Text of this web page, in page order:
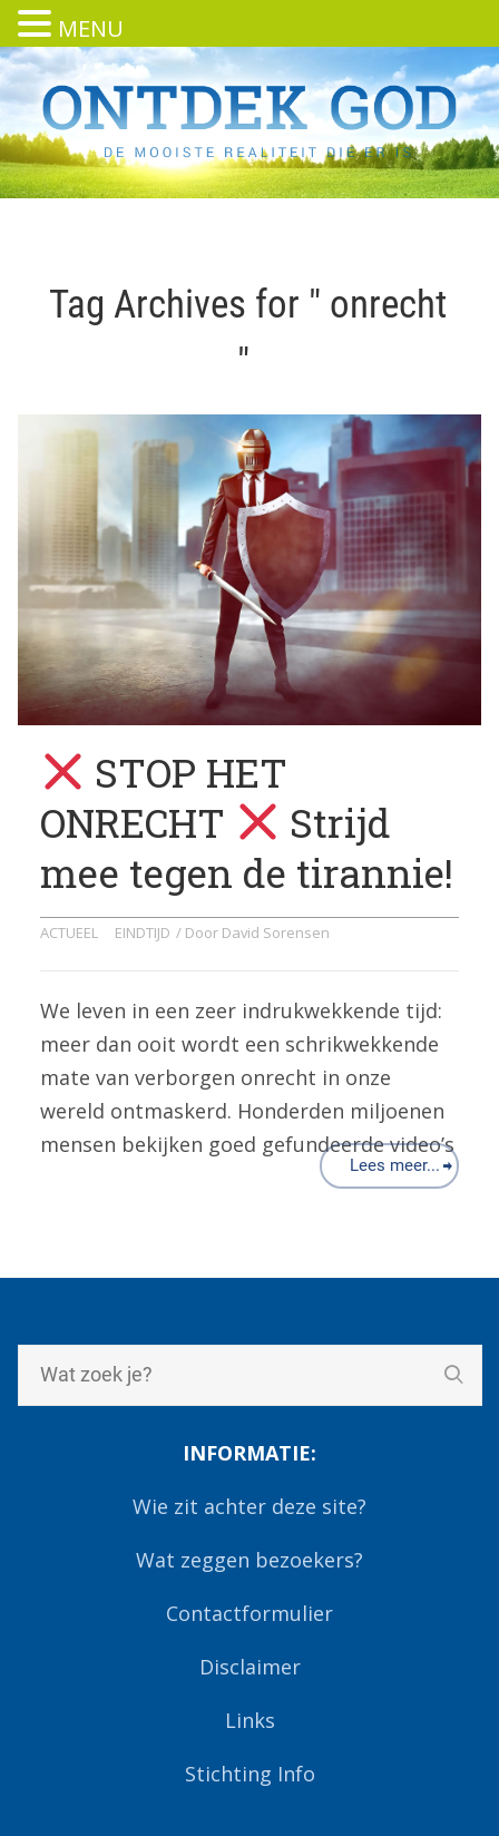
Tag Archives for " onrecht
"
STOP HET
ONRECHT
Strijd
mee tegen de tirannie!
ACTUEEL EINDTIJD / Door David Sorensen
We leven in een zeer indrukwekkende tijd:
meer dan ooit wordt een schrikwekkende
mate van verborgen onrecht in onze
wereld ontmaskerd. Honderden miljoenen
mensen bekijken goed gefundeerde video’s
Lees meer...
INFORMATIE:
Wie zit achter deze site?
Wat zeggen bezoekers?
Contactformulier
Disclaimer
Links
Stichting Info
MENU